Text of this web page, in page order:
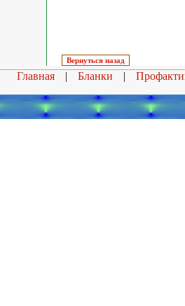
Главная | Бланки |